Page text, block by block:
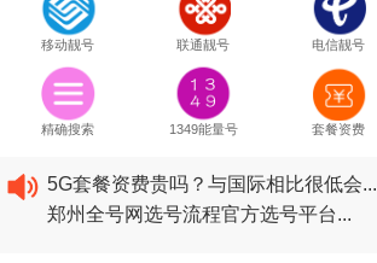
移动靓号 联通靓号 电信靓号
精确搜索 1349能量号 套餐资费
2020​移动最新套餐资费...
2020​联通最新套餐资费...
5G套餐资费贵吗？与国际相比很低会...
郑州全号网选号流程官方选号平台...